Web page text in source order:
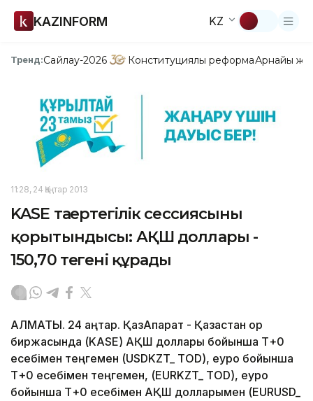
KAZINFORM KZ
Тренд:Сайлау-2026 Конституциялық реформаАрнайы
11:28, 24 Қаңтар 2013
KASE таңертеңгілік сессиясының
қорытындысы: АҚШ доллары -
150,70 теңгені құрады
АЛМАТЫ. 24 қаңтар. ҚазАқпарат - Қазақстан қор
биржасында (KASE) АҚШ доллары бойынша Т+0
есебімен теңгемен (USDKZT_ TOD), еуро бойынша
Т+0 есебімен теңгемен, (EURKZT_ TOD), еуро
бойынша Т+0 есебімен АҚШ долларымен (EURUSD_